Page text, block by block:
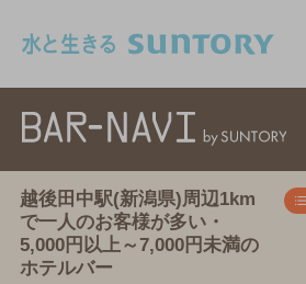
越後田中駅(新潟県)周辺1km
で一人のお客様が多い・
5,000円以上～7,000円未満の
ホテルバー